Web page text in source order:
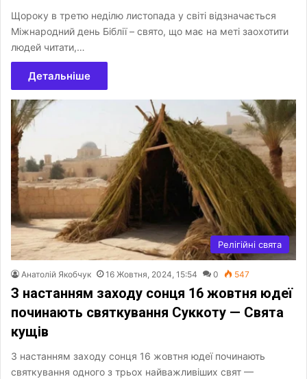
Щороку в третю неділю листопада у світі відзначається
Міжнародний день Біблії – свято, що має на меті заохотити
людей читати,…
Детальніше
Релігійні свята
Анатолій Якобчук 16 Жовтня, 2024, 15:54 0 547
З настанням заходу сонця 16 жовтня юдеї
починають святкування Суккоту — Свята
кущів
З настанням заходу сонця 16 жовтня юдеї починають
святкування одного з трьох найважливіших свят —